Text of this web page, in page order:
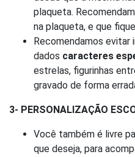
plaqueta.
na plaqueta, e que
Recomendamos evitar
dados caracteres
estrelas, figurinhas
gravado de forma
3- PERSONALIZAÇÃO
Você também é livre
que deseja, para